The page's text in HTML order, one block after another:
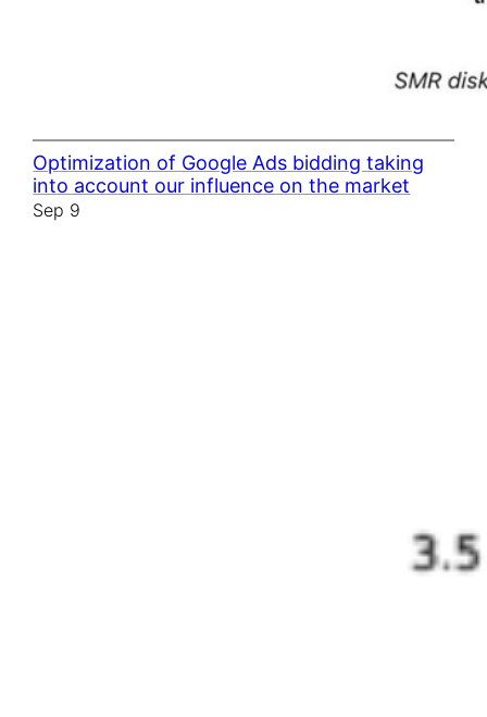
Optimization of Google Ads bidding taking
into account our influence on the market
Sep 9